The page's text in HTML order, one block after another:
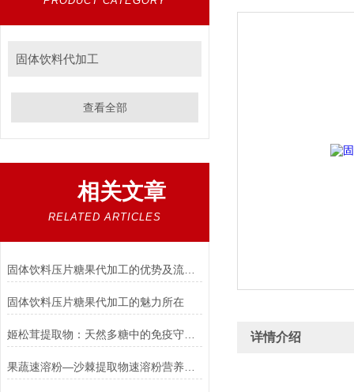
固体饮料代加工
查看全部
相关文章
RELATED ARTICLES
固体饮料压片糖果代加工的优势及流程介绍
固体饮料压片糖果代加工的魅力所在
姬松茸提取物：天然多糖中的免疫守护力量
果蔬速溶粉—沙棘提取物速溶粉营养丰富
详情介绍